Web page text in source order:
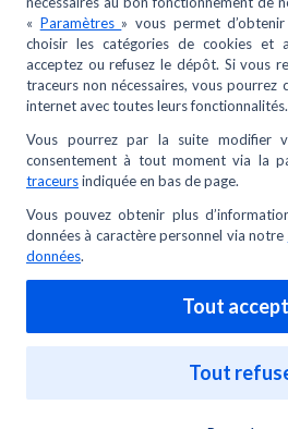
Combien de temps faut-il
Services de livraison démarre ?
Puis-je également me rendre
pour m’enregistrer au Services
Vous pourriez être
durable" ?
Comment suivre ma commande
Comment obtenir un duplicata
J’ai été livré à la mauvaise